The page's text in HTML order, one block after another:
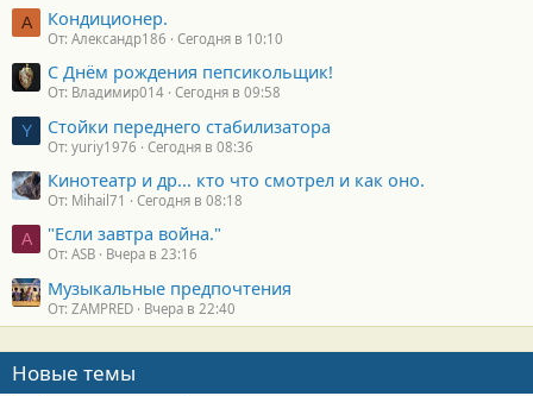
А Кондиционер.
От: Александр186 Сегодня в 10:10
С Днём рождения пепсикольщик!
От: Владимир014 Сегодня в 09:58
Y Стойки переднего стабилизатора
От: yuriy1976 Сегодня в 08:36
Кинотеатр и др... кто что смотрел и как оно.
От: Mihail71 Сегодня в 08:18
A "Если завтра война."
От: ASB Вчера в 23:16
Музыкальные предпочтения
От: ZAMPRED Вчера в 22:40
Новые темы